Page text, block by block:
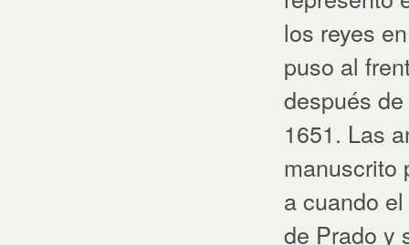
los reyes
puso al
después
1651. Las
manuscrito
a cuando
de Prado y